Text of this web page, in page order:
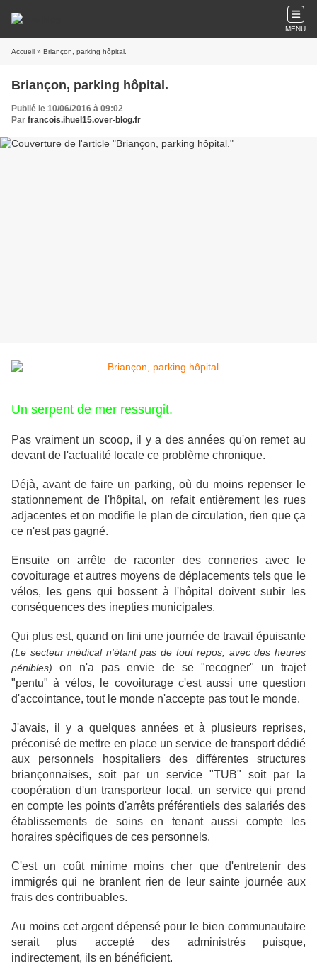
MENU
Accueil » Briançon, parking hôpital.
Briançon, parking hôpital.
Publié le 10/06/2016 à 09:02
Par francois.ihuel15.over-blog.fr
Un serpent de mer ressurgit.
Pas vraiment un scoop, il y a des années qu'on remet au
devant de l'actualité locale ce problème chronique.
Déjà, avant de faire un parking, où du moins repenser le
stationnement de l'hôpital, on refait entièrement les rues
adjacentes et on modifie le plan de circulation, rien que ça
ce n'est pas gagné.
Ensuite on arrête de raconter des conneries avec le
covoiturage et autres moyens de déplacements tels que le
vélos, les gens qui bossent à l'hôpital doivent subir les
conséquences des inepties municipales.
Qui plus est, quand on fini une journée de travail épuisante
(Le secteur médical n'étant pas de tout repos, avec des heures
pénibles) on n'a pas envie de se "recogner" un trajet
"pentu" à vélos, le covoiturage c'est aussi une question
d'accointance, tout le monde n'accepte pas tout le monde.
J'avais, il y a quelques années et à plusieurs reprises,
préconisé de mettre en place un service de transport dédié
aux personnels hospitaliers des différentes structures
briançonnaises, soit par un service "TUB" soit par la
coopération d'un transporteur local, un service qui prend
en compte les points d'arrêts préférentiels des salariés des
établissements de soins en tenant aussi compte les
horaires spécifiques de ces personnels.
C'est un coût minime moins cher que d'entretenir des
immigrés qui ne branlent rien de leur sainte journée aux
frais des contribuables.
Au moins cet argent dépensé pour le bien communautaire
serait plus accepté des administrés puisque,
indirectement, ils en bénéficient.